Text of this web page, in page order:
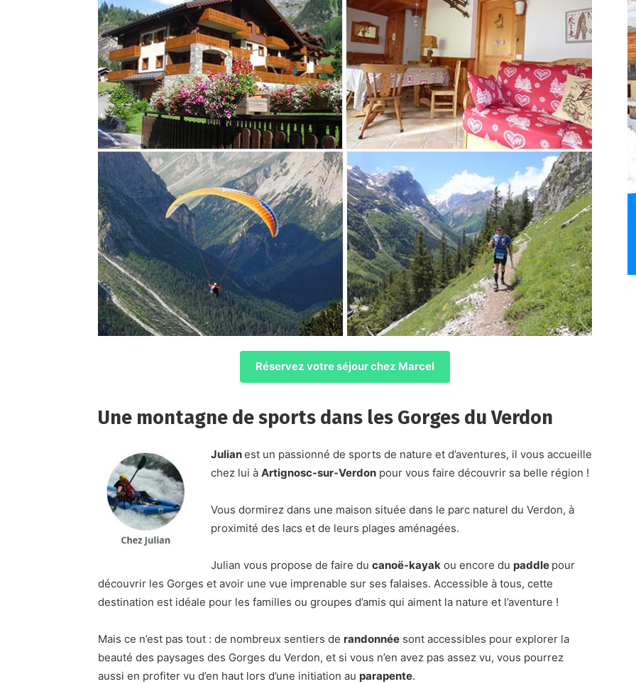
Réservez votre séjour chez Marcel
Une montagne de sports dans les Gorges du Verdon
Julianest un passionné de sports de nature et d’aventures, il vous accueille
chez lui à Artignosc-sur-Verdon pour vous faire découvrir sa belle région !
Vous dormirez dans une maison située dans le parc naturel du Verdon, à
proximité des lacs et de leurs plages aménagées.
Julian vous propose de faire du canoë-kayak ou encore du paddle pour
découvrir les Gorges et avoir une vue imprenable sur ses falaises. Accessible à tous, cette
destination est idéale pour les familles ou groupes d’amis qui aiment la nature et l’aventure !
Mais ce n’est pas tout : de nombreux sentiers de randonnée sont accessibles pour explorer la
beauté des paysages des Gorges du Verdon, et si vous n’en avez pas assez vu, vous pourrez
aussi en profiter vu d’en haut lors d’une initiation au parapente.